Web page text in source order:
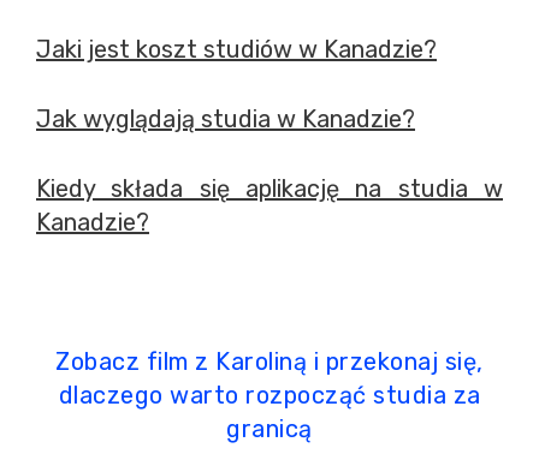
Jaki jest koszt studiów w Kanadzie?
Jak wyglądają studia w Kanadzie?
Kiedy składa się aplikację na studia w
Kanadzie?
Zobacz film z Karoliną i przekonaj się,
dlaczego warto rozpocząć studia za
granicą